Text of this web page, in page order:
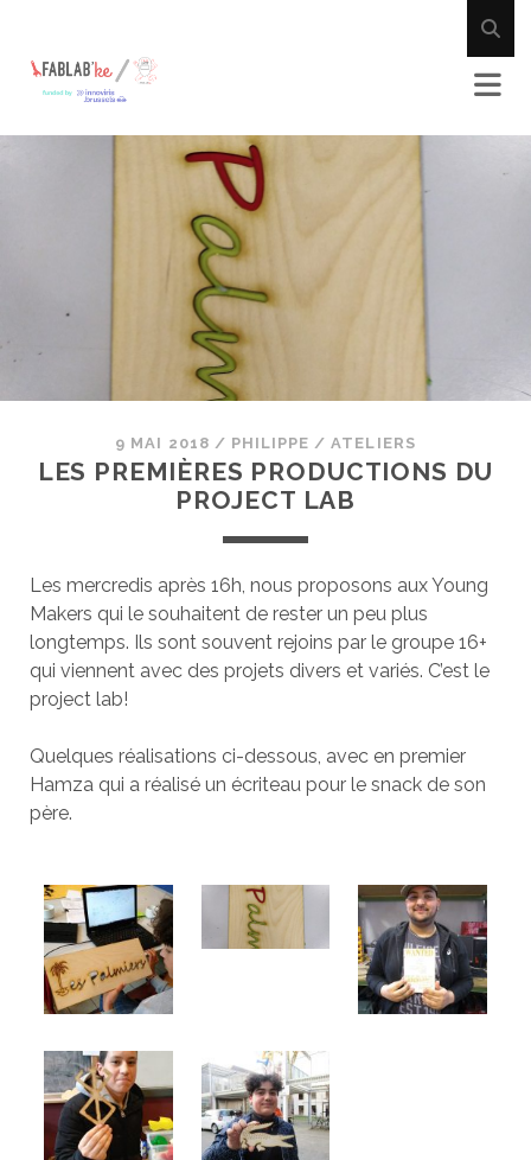
9 MAI 2018 / PHILIPPE /ATELIERS
LES PREMIÈRES PRODUCTIONS DU
PROJECT LAB
Les mercredis après 16h, nous proposons aux Young
Makers qui le souhaitent de rester un peu plus
longtemps. Ils sont souvent rejoins par le groupe 16+
qui viennent avec des projets divers et variés. C’est le
project lab!
Quelques réalisations ci-dessous, avec en premier
Hamza qui a réalisé un écriteau pour le snack de son
père.